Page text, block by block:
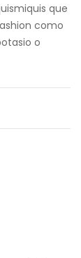
que
como
o